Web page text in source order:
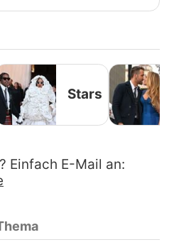
Stars
Einfach E-Mail an: